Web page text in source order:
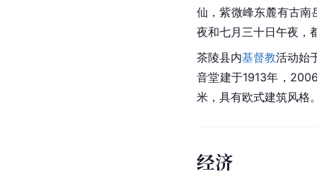
仙，紫微峰东麓有古南
夜和七月三十日午夜，
茶陵县内基督教活动始
音堂建于1913年，
米，具有欧式建筑风格
经济